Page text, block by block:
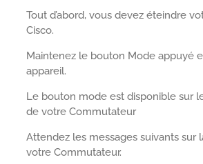
Tout d’abord, vous devez éteindre
Cisco.
Maintenez le bouton Mode appuyé
appareil.
Le bouton mode est disponible sur
de votre Commutateur
Attendez les messages suivants sur
votre Commutateur.